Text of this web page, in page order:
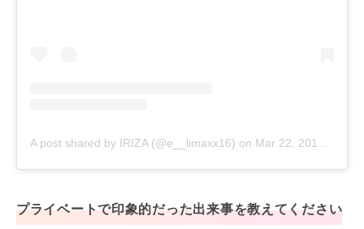
A post shared by IRIZA (@e__limaxx16) on Mar 22, 2019 at 6:52am PDT
プライベートで印象的だった出来事を教えてください